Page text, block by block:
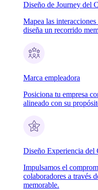
Diseño de Journey del
Mapea las
diseña un recorrido
Marca empleadora
Posiciona tu empresa
alineado con su
Diseño Experiencia del
Impulsamos el
colaboradores a través
memorable.